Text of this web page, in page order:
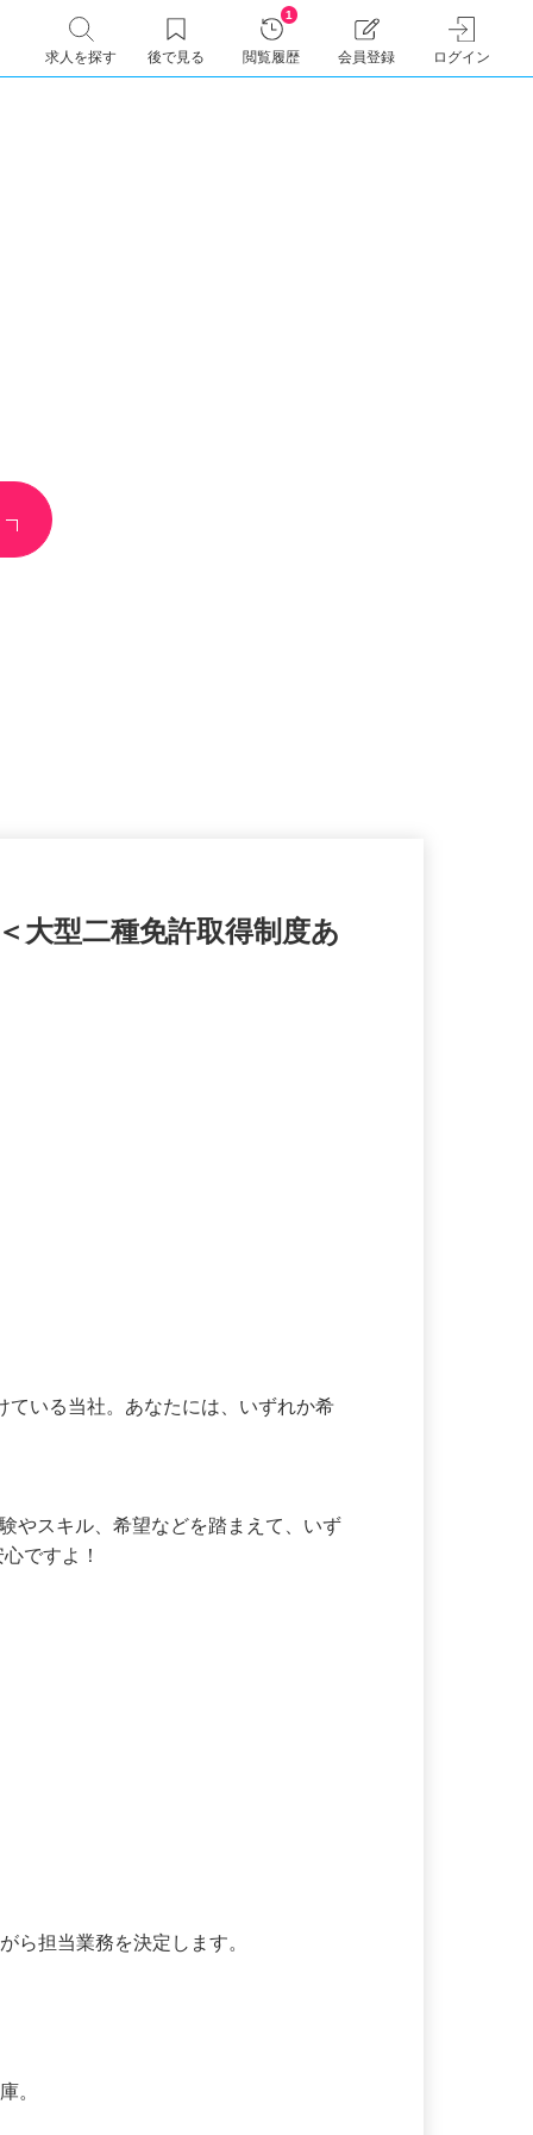
求人を探す 後で見る
1
閲覧履歴 会員登録 ログイン
大型二種免許取得制度あ
ている当社。あなたには、いずれか希
やスキル、希望などを踏まえて、いず